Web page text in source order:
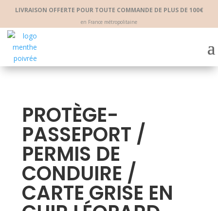
LIVRAISON OFFERTE POUR TOUTE COMMANDE DE PLUS DE 100€
en France métropolitaine
PROTÈGE-
PASSEPORT /
PERMIS DE
CONDUIRE /
CARTE GRISE EN